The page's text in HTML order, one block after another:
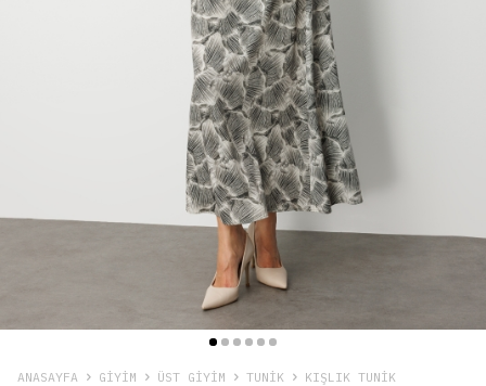
ANASAYFA GIYIM ÜST GİYİM TUNIK KIŞLIK TUNIK